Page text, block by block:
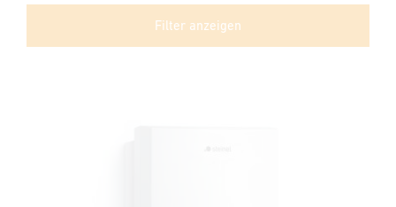
Filter anzeigen